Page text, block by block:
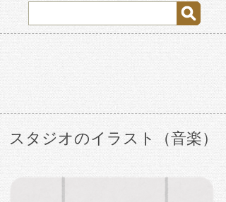
スタジオのイラスト（音楽）